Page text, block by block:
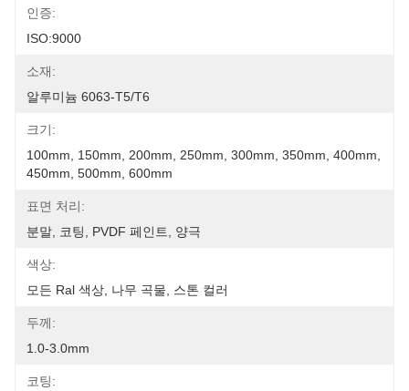
인증:
ISO:9000
소재:
알루미늄 6063-T5/T6
크기:
100mm, 150mm, 200mm, 250mm, 300mm, 350mm, 400mm,
450mm, 500mm, 600mm
표면 처리:
분말, 코팅, PVDF 페인트, 양극
색상:
모든 Ral 색상, 나무 곡물, 스톤 컬러
두께:
1.0-3.0mm
코팅: